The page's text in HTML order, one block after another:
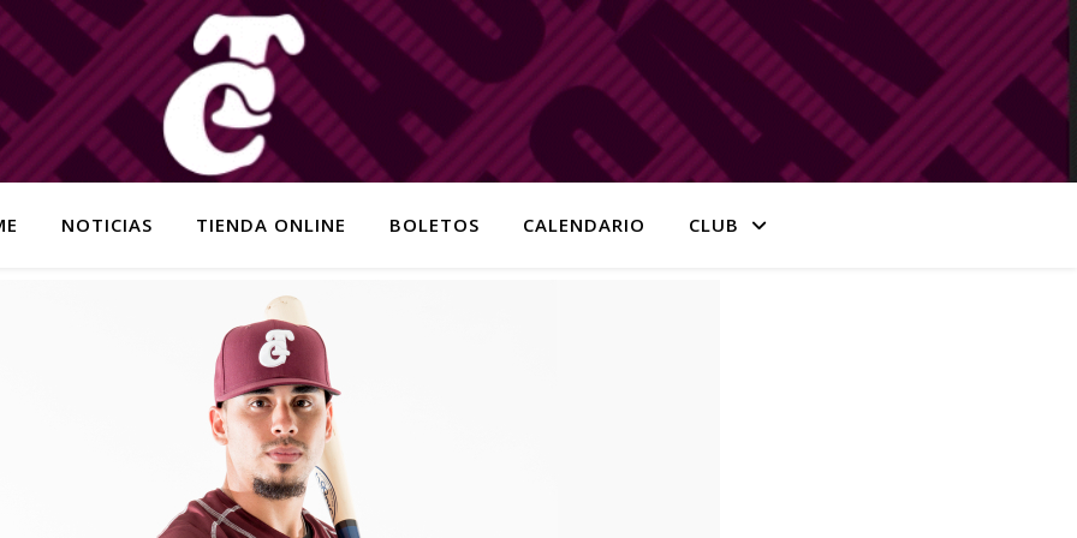
NOTICIAS TIENDA ONLINE BOLETOS CALENDARIO CLUB